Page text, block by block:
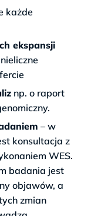
każde
ekspansji
np. o raport
– w
konsultacja z
WES.
badania jest
objawów, a
zmian